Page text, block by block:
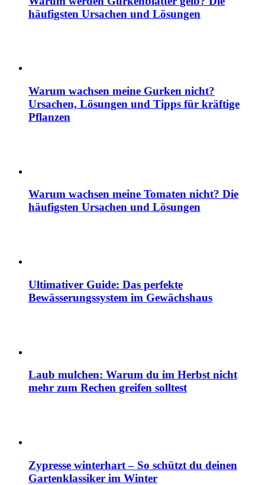
häufigsten Ursachen und Lösungen
Warum wachsen meine Gurken nicht?
Ursachen, Lösungen und Tipps für kräftige
Pflanzen
Warum wachsen meine Tomaten nicht? Die
häufigsten Ursachen und Lösungen
Ultimativer Guide: Das perfekte
Bewässerungssystem im Gewächshaus
Laub mulchen: Warum du im Herbst nicht
mehr zum Rechen greifen solltest
Zypresse winterhart – So schützt du deinen
Gartenklassiker im Winter